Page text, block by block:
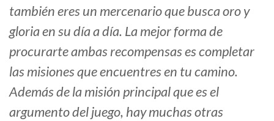
también eres un mercenario que busca oro y
gloria en su día a día. La mejor forma de
procurarte ambas recompensas es completar
las misiones que encuentres en tu camino.
Además de la misión principal que es el
argumento del juego, hay muchas otras